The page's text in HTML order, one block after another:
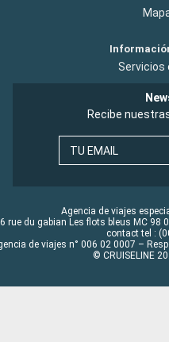
Servicios
Recibe
TU EMAIL
Agencia de viajes
rue du gabian Les flots bleus MC 98
contact tel :
de viajes n° 006 02 0007 –
© CRUISELINE